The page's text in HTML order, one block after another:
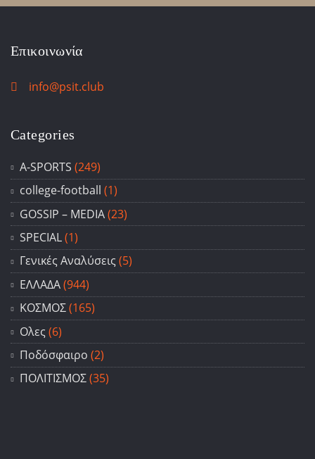
Επικοινωνία
info@psit.club
Categories
A-SPORTS (249)
college-football (1)
GOSSIP – ΜΕDIA(23)
SPECIAL(1)
Γενικές Αναλύσεις(5)
ΕΛΛΑΔΑ(944)
ΚΟΣΜΟΣ(165)
Ολες (6)
Ποδόσφαιρο (2)
ΠΟΛΙΤΙΣΜΟΣ(35)